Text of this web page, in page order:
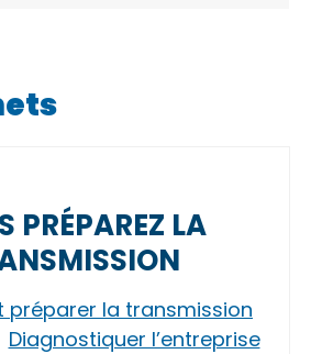
PRÉPAREZ LA
préparer la transmission
Diagnostiquer l’entreprise